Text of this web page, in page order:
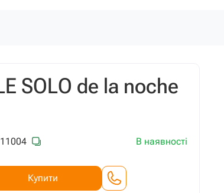
SOLO de la noche
В наявності
Купити